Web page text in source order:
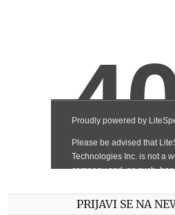
PRIJAVI SE NA